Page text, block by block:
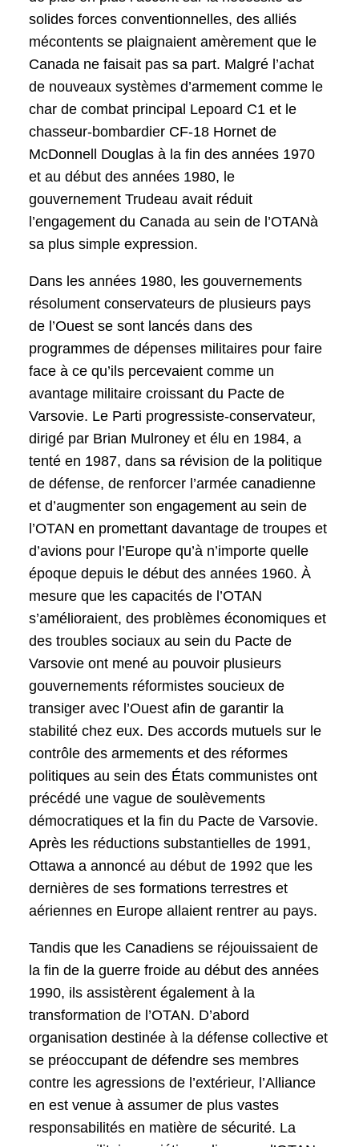
solides forces conventionnelles, des alliés
mécontents se plaignaient amèrement que le
Canada ne faisait pas sa part. Malgré l’achat
de nouveaux systèmes d’armement comme le
char de combat principal Lepoard C1 et le
chasseur-bombardier CF-18 Hornet de
McDonnell Douglas à la fin des années 1970
et au début des années 1980, le
gouvernement Trudeau avait réduit
l’engagement du Canada au sein de l’OTANà
sa plus simple expression.
Dans les années 1980, les gouvernements
résolument conservateurs de plusieurs pays
de l’Ouest se sont lancés dans des
programmes de dépenses militaires pour faire
face à ce qu’ils percevaient comme un
avantage militaire croissant du Pacte de
Varsovie. Le Parti progressiste-conservateur,
dirigé par Brian Mulroney et élu en 1984, a
tenté en 1987, dans sa révision de la politique
de défense, de renforcer l’armée canadienne
et d’augmenter son engagement au sein de
l’OTAN en promettant davantage de troupes et
d’avions pour l’Europe qu’à n’importe quelle
époque depuis le début des années 1960. À
mesure que les capacités de l’OTAN
s’amélioraient, des problèmes économiques et
des troubles sociaux au sein du Pacte de
Varsovie ont mené au pouvoir plusieurs
gouvernements réformistes soucieux de
transiger avec l’Ouest afin de garantir la
stabilité chez eux. Des accords mutuels sur le
contrôle des armements et des réformes
politiques au sein des États communistes ont
précédé une vague de soulèvements
démocratiques et la fin du Pacte de Varsovie.
Après les réductions substantielles de 1991,
Ottawa a annoncé au début de 1992 que les
dernières de ses formations terrestres et
aériennes en Europe allaient rentrer au pays.
Tandis que les Canadiens se réjouissaient de
la fin de la guerre froide au début des années
1990, ils assistèrent également à la
transformation de l’OTAN. D’abord
organisation destinée à la défense collective et
se préoccupant de défendre ses membres
contre les agressions de l’extérieur, l’Alliance
en est venue à assumer de plus vastes
responsabilités en matière de sécurité. La